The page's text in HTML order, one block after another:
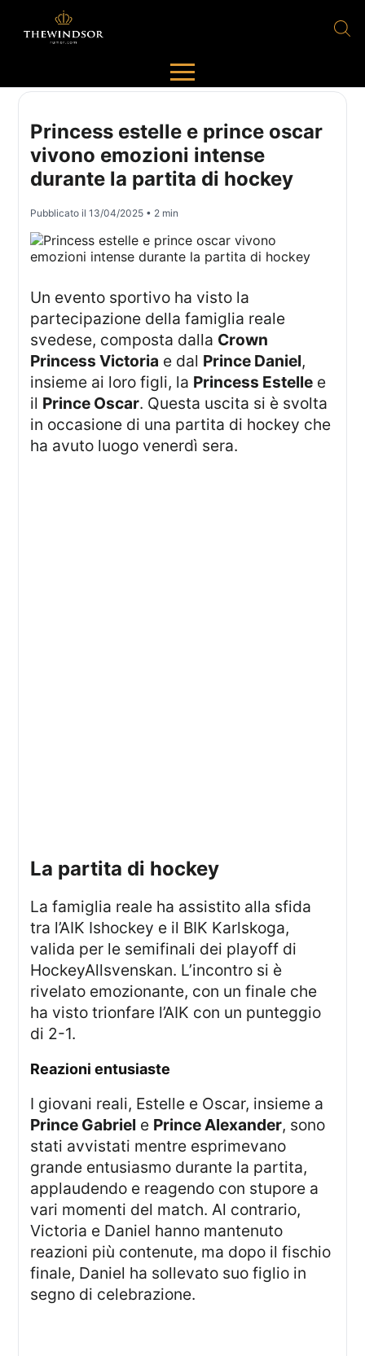
Princess estelle e prince oscar
vivono emozioni intense
durante la partita di hockey
Pubblicato il13/04/2025 • 2 min
Un evento sportivo ha visto la
partecipazione della famiglia reale
svedese, composta dalla Crown
Princess Victoria e dal Prince Daniel,
insieme ai loro figli, la Princess Estelle e
il Prince Oscar. Questa uscita si è svolta
in occasione di una partita di hockey che
ha avuto luogo venerdì sera.
la partita di hockey
La famiglia reale ha assistito alla sfida
tra l’AIK Ishockey e il BIK Karlskoga,
valida per le semifinali dei playoff di
HockeyAllsvenskan. L’incontro si è
rivelato emozionante, con un finale che
ha visto trionfare l’AIK con un punteggio
di 2-1.
reazioni entusiaste
I giovani reali, Estelle e Oscar, insieme a
Prince Gabriel e Prince Alexander, sono
stati avvistati mentre esprimevano
grande entusiasmo durante la partita,
applaudendo e reagendo con stupore a
vari momenti del match. Al contrario,
Victoria e Daniel hanno mantenuto
reazioni più contenute, ma dopo il fischio
finale, Daniel ha sollevato suo figlio in
segno di celebrazione.